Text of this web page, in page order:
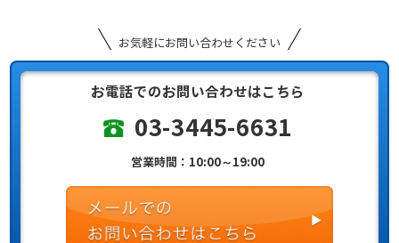
お気軽にお問い合わせください
お電話でのお問い合わせはこちら
03-3445-6631
営業時間：10:00～19:00